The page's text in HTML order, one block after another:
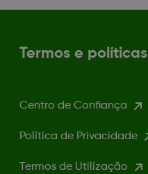
Termos e políticas
Centro de Confiança
Política de Privacidade
Termos de Utilização